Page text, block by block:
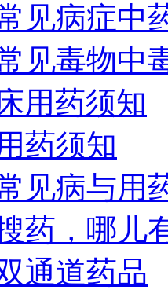
见病症中
见毒物中
用药须知
药须知
见病与用
药，哪儿
通道药品